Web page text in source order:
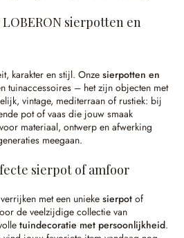
sierpotten en
karakter en stijl. Onze sierpotten en
tuinaccessoires – het zijn objecten met
vintage, mediterraan of rustiek: bij
pot of vaas die jouw smaak
materiaal, ontwerp en afwerking
meegaan.
sierpot of amfoor
met een unieke sierpot of
de veelzijdige collectie van
tuindecoratie met persoonlijkheid.